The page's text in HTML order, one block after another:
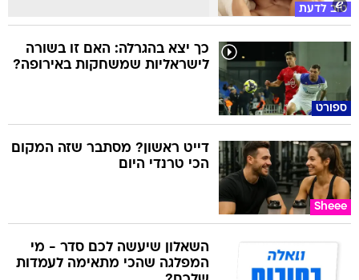
טוב לדעת
ספורט
כך יצא בהגרלה: האם זו בשורה
לישראליות שמשחקות באירופה?
Sheee
דייט ראשון? מסתבר שזה המקום
הכי טרנדי היום
השאלון שיעשה לכם סדר - מי
המפלגה שהכי מתאימה לעמדות